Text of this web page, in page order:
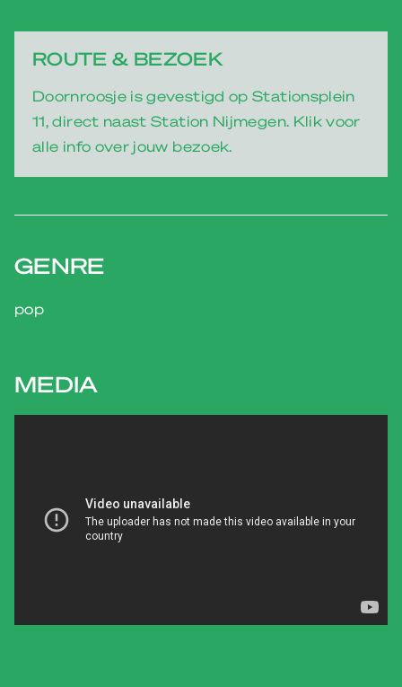
ROUTE & BEZOEK
Doornroosje is gevestigd op Stationsplein
11, direct naast Station Nijmegen. Klik voor
alle info over jouw bezoek.
GENRE
pop
MEDIA